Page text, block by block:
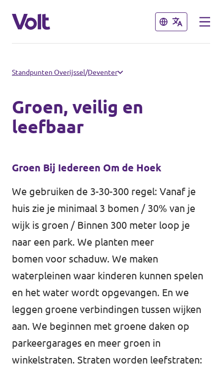
Sluiten
Communities
Volt Almelo
Volt Deventer
Volt Hengelo
Volt Zwolle
Sluiten
Standpunten
Mensen
Nieuws
Agenda
Gemeenteraadsverkiezingen 2026
Doneer
Voor leden
Standpunten Overijssel/Deventer
Groen, veilig en
leefbaar
Groen Bij Iedereen Om de Hoek
We gebruiken de 3-30-300 regel: Vanaf je
huis zie je minimaal 3 bomen / 30% van je
wijk is groen / Binnen 300 meter loop je
naar een park. We planten meer
bomen voor schaduw. We maken
waterpleinen waar kinderen kunnen spelen
en het water wordt opgevangen. En we
leggen groene verbindingen tussen wijken
aan. We beginnen met groene daken op
parkeergarages en meer groen in
winkelstraten. Straten worden leefstraten: